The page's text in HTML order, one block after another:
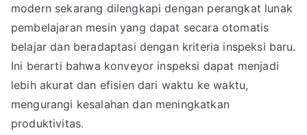
modern sekarang dilengkapi dengan perangkat lunak
pembelajaran mesin yang dapat secara otomatis
belajar dan beradaptasi dengan kriteria inspeksi baru.
Ini berarti bahwa konveyor inspeksi dapat menjadi
lebih akurat dan efisien dari waktu ke waktu,
mengurangi kesalahan dan meningkatkan
produktivitas.